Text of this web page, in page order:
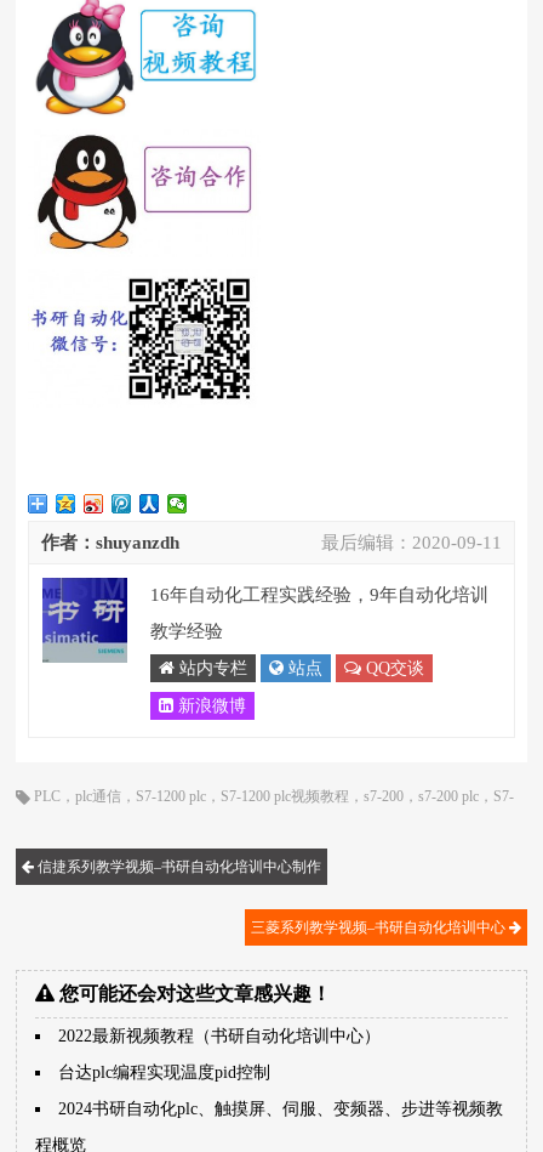
最后编辑： 2020-09-11
作者：shuyanzdh
16年自动化工程实践经验，9年自动化培训
教学经验
站内专栏 站点 QQ交谈
新浪微博
PLC ，plc通信 ， S7-1200 plc ， S7-1200 plc视频教程 ，s7-200 ，s7-200 plc ， S7-
信捷系列教学视频–书研自动化培训中心制作
三菱系列教学视频–书研自动化培训中心
您可能还会对这些文章感兴趣！
2022最新视频教程（书研自动化培训中心）
台达plc编程实现温度pid控制
2024书研自动化plc、触摸屏、伺服、变频器、步进等视频教
程概览